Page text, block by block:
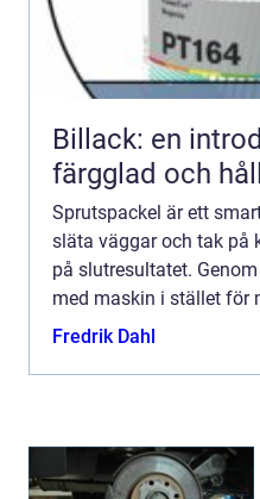
Billack: en
färgglad och
Sprutspackel är ett
släta väggar och tak på
på slutresultatet.
med maskin i stället för
större ytor hanteras
Fredrik Dahl